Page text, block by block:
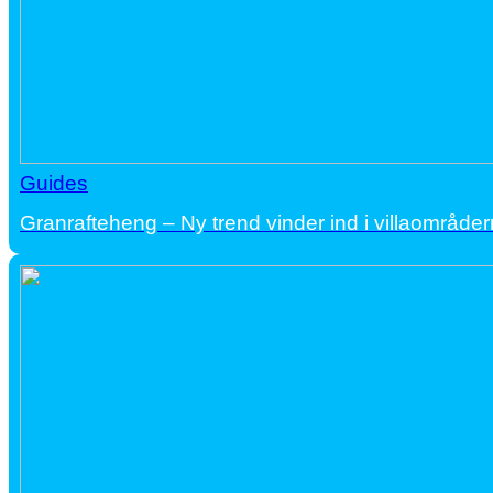
Guides
Granrafteheng – Ny trend vinder ind i